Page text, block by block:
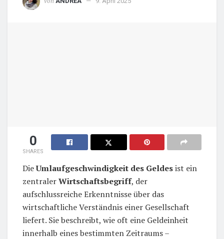
0
SHARES
DieUmlaufgeschwindigkeit des Geldesist ein
zentralerWirtschaftsbegriff, der
aufschlussreiche Erkenntnisse über das
wirtschaftliche Verständnis einer Gesellschaft
liefert. Sie beschreibt, wie oft eine Geldeinheit
innerhalb eines bestimmten Zeitraums –